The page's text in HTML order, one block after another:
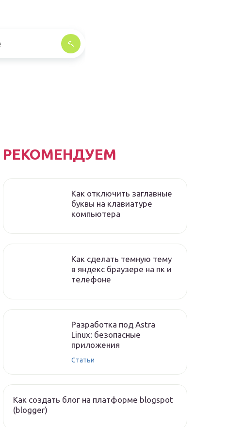
РЕКОМЕНДУЕМ
Как отключить заглавные
буквы на клавиатуре
компьютера
Как сделать темную тему
в яндекс браузере на пк и
телефоне
Разработка под Astra
Linux: безопасные
приложения
Статьи
Как создать блог на платформе blogspot
(blogger)